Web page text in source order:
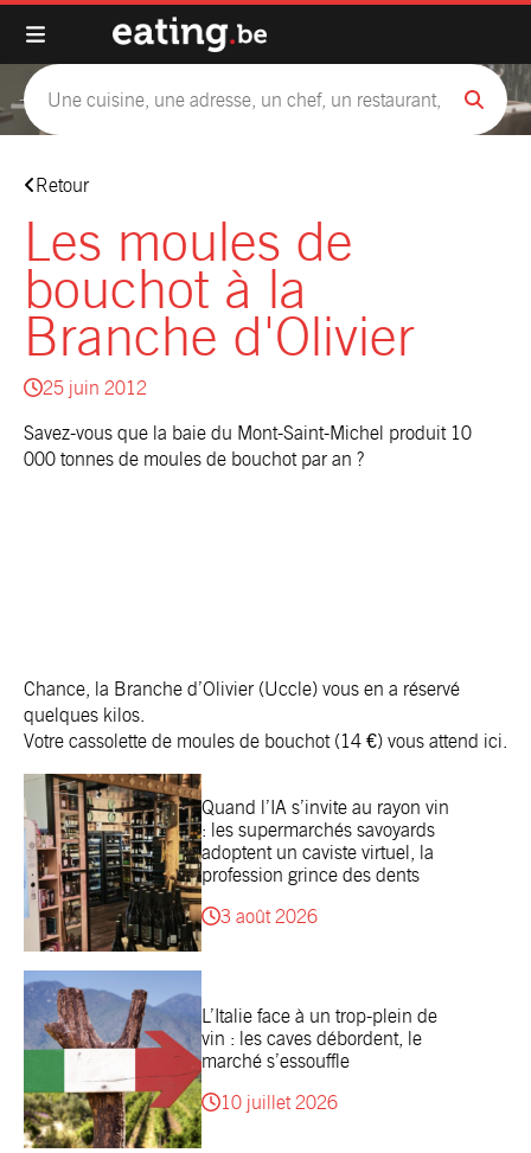
Retour
Les moules de
bouchot à la
Branche d'Olivier
25 juin 2012
Savez-vous que la baie du Mont-Saint-Michel produit 10
000 tonnes de moules de bouchot par an ?
Chance, la Branche d’Olivier (Uccle) vous en a réservé
quelques kilos.
Votre cassolette de moules de bouchot (14 €) vous attend ici
Quand l’IA s’invite au rayon vin
: les supermarchés savoyards
adoptent un caviste virtuel, la
profession grince des dents
3 août 2026
L’Italie face à un trop-plein de
vin : les caves débordent, le
marché s’essouffle
10 juillet 2026